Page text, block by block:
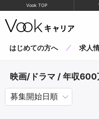
Vook TOP
はじめての方へ 求人
映画/ドラマ / 年収